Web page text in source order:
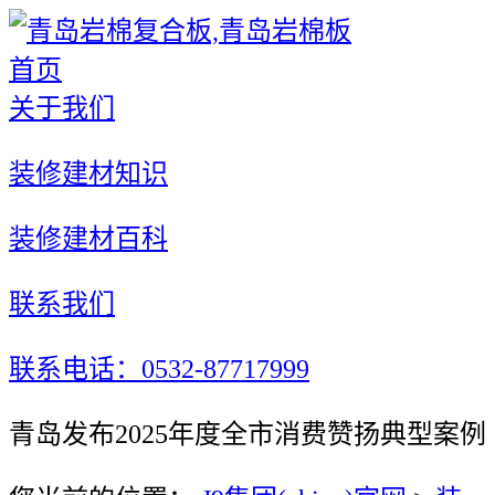
首页
关于我们
装修建材知识
装修建材百科
联系我们
联系电话：0532-87717999
青岛发布2025年度全市消费赞扬典型案例